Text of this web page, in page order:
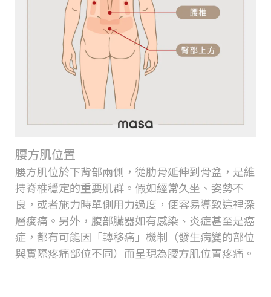
腰方肌位置
腰方肌位於下背部兩側，從肋骨延伸到骨盆，是維
持脊椎穩定的重要肌群。假如經常久坐、姿勢不
良，或者施力時單側用力過度，便容易導致這裡深
層痠痛。另外，腹部臟器如有感染、炎症甚至是癌
症，都有可能因「轉移痛」機制（發生病變的部位
與實際疼痛部位不同）而呈現為腰方肌位置疼痛。